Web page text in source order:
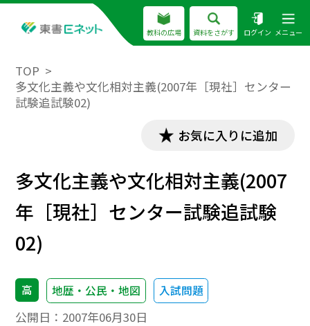
教科の広場 資料をさがす ログイン メニュー
TOP
多文化主義や文化相対主義(2007年［現社］センター
試験追試験02)
お気に入りに追加
多文化主義や文化相対主義(2007
年［現社］センター試験追試験
02)
高 地歴・公民・地図 入試問題
公開日： 2007年06月30日